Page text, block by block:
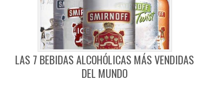
LAS 7 BEBIDAS ALCOHÓLICAS MÁS VENDIDAS
DEL MUNDO